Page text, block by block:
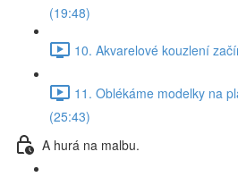
(19:48)
10. Akvarelové kouzlení
11. Oblékáme modelky na
(25:43)
A hurá na malbu.